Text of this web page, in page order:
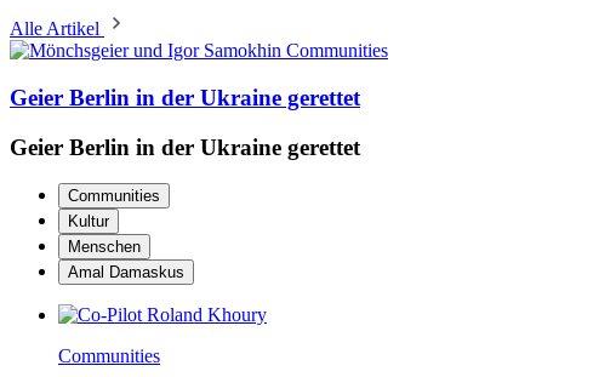
Alle Artikel
Communities
Geier Berlin in der Ukraine gerettet
Geier Berlin in der Ukraine gerettet
Communities
Kultur
Menschen
Amal Damaskus
Communities